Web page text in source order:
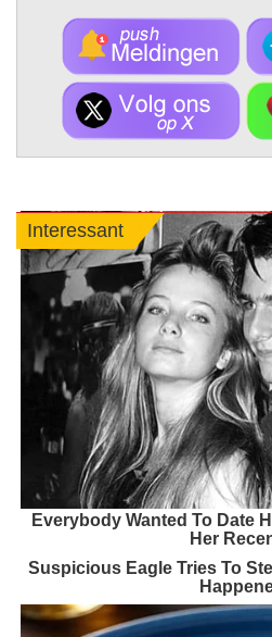
Interessant
Everybody Wanted To Date
Her
Suspicious Eagle Tries To